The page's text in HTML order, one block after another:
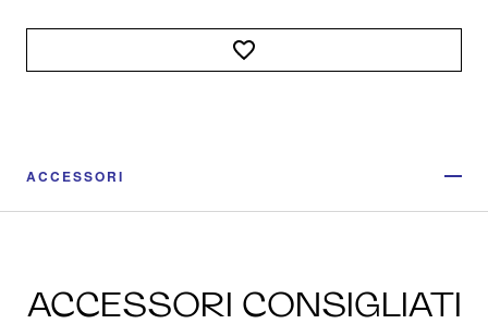
ACCESSORI
ACCESSORI CONSIGLIATI